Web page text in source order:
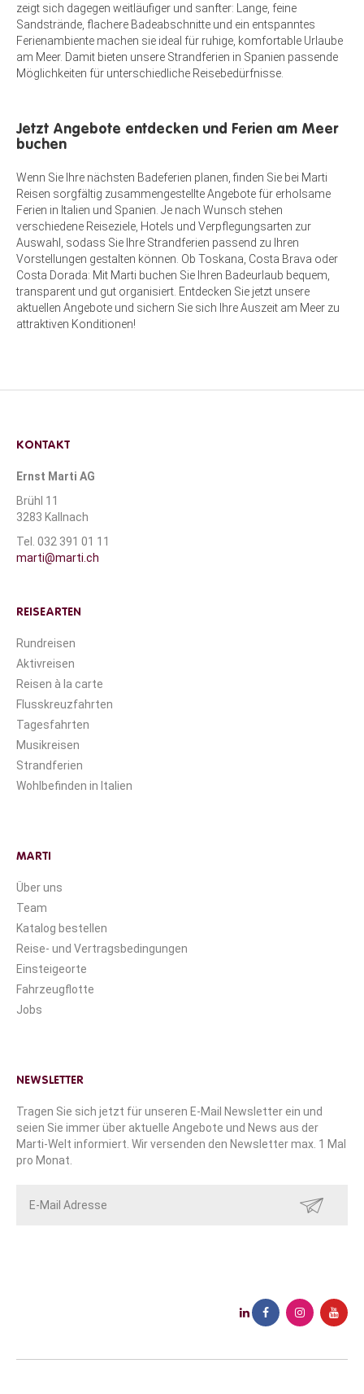
zeigt sich dagegen weitläufiger und sanfter: Lange, feine
Sandstrände, flachere Badeabschnitte und ein entspanntes
Ferienambiente machen sie ideal für ruhige, komfortable Urlaube
am Meer. Damit bieten unsere Strandferien in Spanien passende
Möglichkeiten für unterschiedliche Reisebedürfnisse.
Jetzt Angebote entdecken und Ferien am Meer
buchen
Wenn Sie Ihre nächsten Badeferien planen, finden Sie bei Marti
Reisen sorgfältig zusammengestellte Angebote für erholsame
Ferien in Italien und Spanien. Je nach Wunsch stehen
verschiedene Reiseziele, Hotels und Verpflegungsarten zur
Auswahl, sodass Sie Ihre Strandferien passend zu Ihren
Vorstellungen gestalten können. Ob Toskana, Costa Brava oder
Costa Dorada: Mit Marti buchen Sie Ihren Badeurlaub bequem,
transparent und gut organisiert. Entdecken Sie jetzt unsere
aktuellen Angebote und sichern Sie sich Ihre Auszeit am Meer zu
attraktiven Konditionen!
KONTAKT
Ernst Marti AG
Brühl 11
3283 Kallnach
Tel. 032 391 01 11
marti@marti.ch
REISEARTEN
Rundreisen
Aktivreisen
Reisen à la carte
Flusskreuzfahrten
Tagesfahrten
Musikreisen
Strandferien
Wohlbefinden in Italien
MARTI
Über uns
Team
Katalog bestellen
Reise- und Vertragsbedingungen
Einsteigeorte
Fahrzeugflotte
Jobs
NEWSLETTER
Tragen Sie sich jetzt für unseren E-Mail Newsletter ein und
seien Sie immer über aktuelle Angebote und News aus der
Marti-Welt informiert. Wir versenden den Newsletter max. 1 Mal
pro Monat.
SENDEN